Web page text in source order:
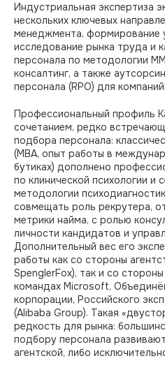
Индустриальная экспертиза
нескольких ключевых
менеджмента, формирование
исследование рынка труда и
персонала по методологии
консалтинг, а также
персонала (RPO) для
Профессиональный профиль
сочетанием, редко
подбора персонала:
(MBA, опыт работы в
бутиках) дополнено
по клинической психологии и
методологии
совмещать роль рекрутера,
метрики найма, с ролью
личности кандидатов и
Дополнительный вес его
работы как со стороны
SpenglerFox), так и со
командах Microsoft,
корпорации, Российского
(Alibaba Group). Такая
редкость для рынка:
подбору персонала
агентской, либо